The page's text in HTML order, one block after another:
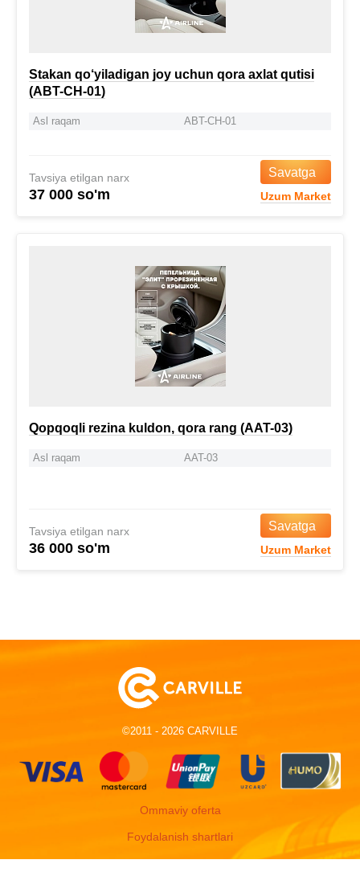
Stakan qo‘yiladigan joy uchun qora axlat qutisi
(ABT-CH-01)
Asl raqam ABT-CH-01
Tavsiya etilgan narx
37 000 so'm
Savatga
Uzum Market
Qopqoqli rezina kuldon, qora rang (AAT-03)
Asl raqam AAT-03
Tavsiya etilgan narx
36 000 so'm
Savatga
Uzum Market
©2011 - 2026 CARVILLE
Ommaviy oferta
Foydalanish shartlari